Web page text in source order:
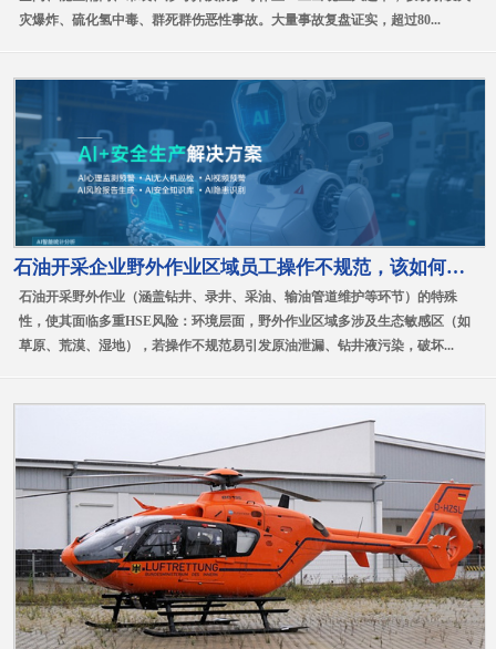
灾爆炸、硫化氢中毒、群死群伤恶性事故。大量事故复盘证实，超过80...
石油开采企业野外作业区域员工操作不规范，该如何推进hse标准化以降低安全风险？
石油开采野外作业（涵盖钻井、录井、采油、输油管道维护等环节）的特殊
性，使其面临多重HSE风险：环境层面，野外作业区域多涉及生态敏感区（如
草原、荒漠、湿地），若操作不规范易引发原油泄漏、钻井液污染，破坏...